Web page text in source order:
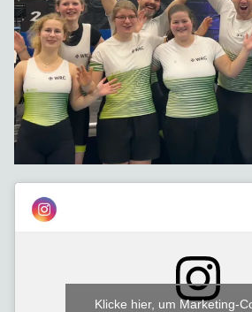
Klicke hier, um Marketing-